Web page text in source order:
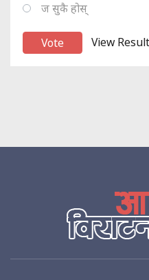
ज सुकै होस्
View